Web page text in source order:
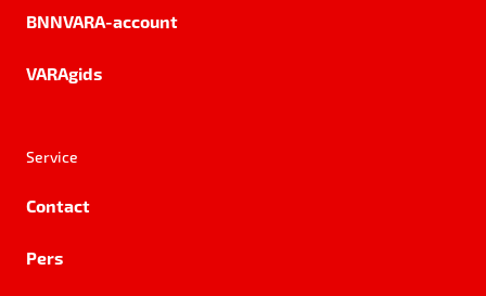
BNNVARA-account
VARAgids
Service
Contact
Pers